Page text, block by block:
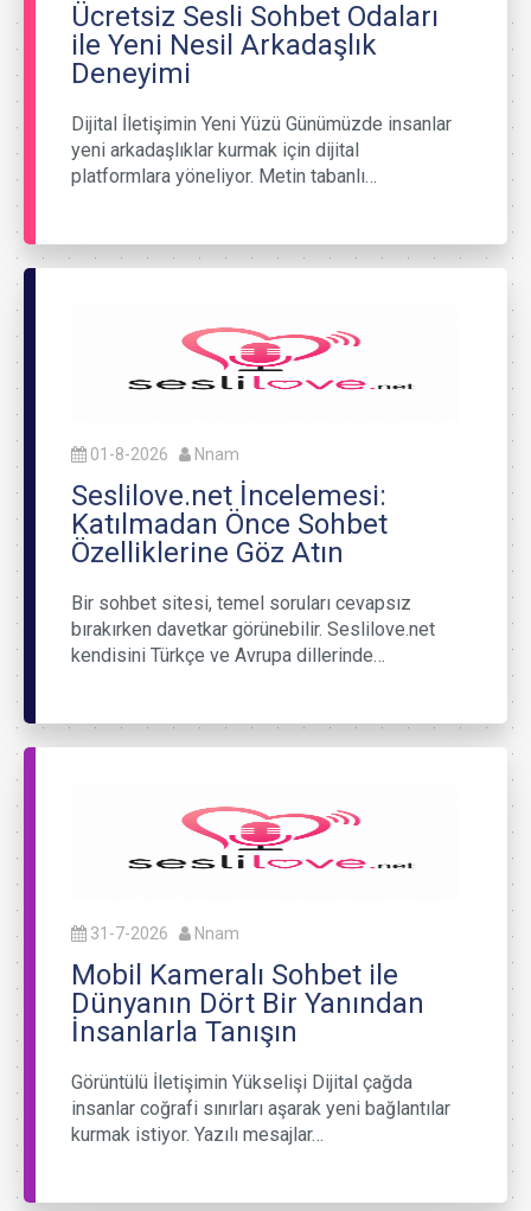
Ücretsiz Sesli Sohbet Odaları
ile Yeni Nesil Arkadaşlık
Deneyimi
Dijital İletişimin Yeni Yüzü Günümüzde insanlar
yeni arkadaşlıklar kurmak için dijital
platformlara yöneliyor. Metin tabanlı…
01-8-2026 Nnam
Seslilove.net İncelemesi:
Katılmadan Önce Sohbet
Özelliklerine Göz Atın
Bir sohbet sitesi, temel soruları cevapsız
bırakırken davetkar görünebilir. Seslilove.net
kendisini Türkçe ve Avrupa dillerinde…
31-7-2026 Nnam
Mobil Kameralı Sohbet ile
Dünyanın Dört Bir Yanından
İnsanlarla Tanışın
Görüntülü İletişimin Yükselişi Dijital çağda
insanlar coğrafi sınırları aşarak yeni bağlantılar
kurmak istiyor. Yazılı mesajlar…